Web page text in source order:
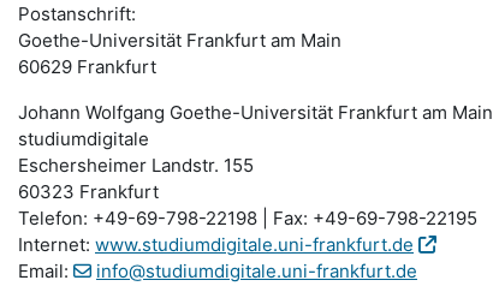
Postanschrift:
Goethe-Universität Frankfurt am Main
60629 Frankfurt
Johann Wolfgang Goethe-Universität Frankfurt am Main
studiumdigitale
Eschersheimer Landstr. 155
60323 Frankfurt
Telefon: +49-69-798-22198 | Fax: +49-69-798-22195
Internet: www.studiumdigitale.uni-frankfurt.de
Email:
info@studiumdigitale.uni-frankfurt.de